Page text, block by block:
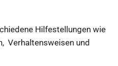
Hilfestellungen wie
Verhaltensweisen und